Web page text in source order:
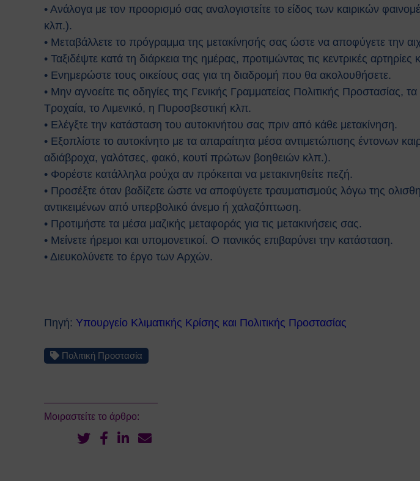
• Ανάλογα με τον προορισμό σας αναλογιστείτε το είδος των καιρικών
κλπ.).
• Μεταβάλλετε το πρόγραμμα της μετακίνησής σας ώστε να αποφύγετε την
• Ταξιδέψτε κατά τη διάρκεια της ημέρας, προτιμώντας τις κεντρικές
• Ενημερώστε τους οικείους σας για τη διαδρομή που θα ακολουθήσετε.
• Μην αγνοείτε τις οδηγίες της Γενικής Γραμματείας Πολιτικής
Τροχαία, το Λιμενικό, η Πυροσβεστική κλπ.
• Ελέγξτε την κατάσταση του αυτοκινήτου σας πριν από κάθε μετακίνηση.
• Εξοπλίστε το αυτοκίνητο με τα απαραίτητα μέσα αντιμετώπισης έντονων
αδιάβροχα, γαλότσες, φακό, κουτί πρώτων βοηθειών κλπ.).
• Φορέστε κατάλληλα ρούχα αν πρόκειται να μετακινηθείτε πεζή.
• Προσέξτε όταν βαδίζετε ώστε να αποφύγετε τραυματισμούς λόγω της
αντικειμένων από υπερβολικό άνεμο ή χαλαζόπτωση.
• Προτιμήστε τα μέσα μαζικής μεταφοράς για τις μετακινήσεις σας.
• Μείνετε ήρεμοι και υπομονετικοί. O πανικός επιβαρύνει την κατάσταση.
• Διευκολύνετε το έργο των Αρχών.
Πηγή: Υπουργείο Κλιματικής Κρίσης και Πολιτικής Προστασίας
Πολιτική Προστασία
Μοιραστείτε το άρθρο: